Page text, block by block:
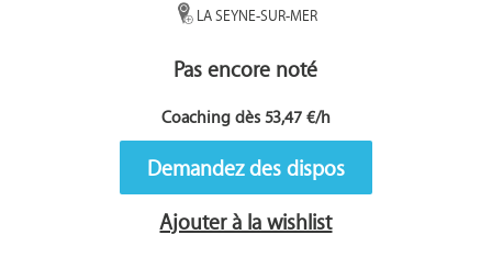
LA SEYNE-SUR-MER
Pas encore noté
Coaching dès 53,47 €/h
Demandez des dispos
Ajouter à la wishlist